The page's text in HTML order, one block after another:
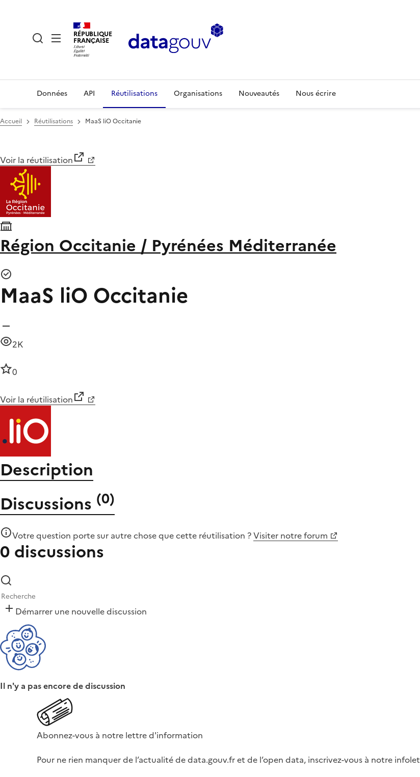
RÉPUBLIQUE
FRANÇAISE
Données API Réutilisations Organisations Nouveautés Nous écrire
Accueil Réutilisations MaaS liO Occitanie
Voir la réutilisation
Région Occitanie / Pyrénées Méditerranée
MaaS liO Occitanie
2K
0
Voir la réutilisation
Description
Discussions (0)
Votre question porte sur autre chose quecette réutilisation ?Visiter notre forum
0 discussions
Démarrer une nouvelle discussion
Il n'y a pas encore de discussion
Abonnez-vous à notre lettre d'information
Pour ne rien manquer de l’actualité de data.gouv.fr et de l’open data, inscrivez-vous à notre